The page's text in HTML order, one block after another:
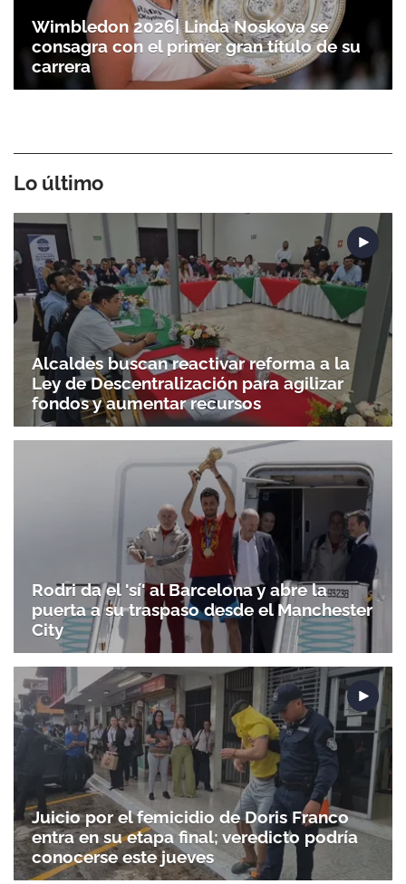
Gracias por suscribirte a nuestro boletín.
ACEPTAR
Wimbledon 2026| Linda Noskova se
consagra con el primer gran título de su
carrera
Lo último
Alcaldes buscan reactivar reforma a la
Ley de Descentralización para agilizar
fondos y aumentar recursos
Rodri da el 'sí' al Barcelona y abre la
puerta a su traspaso desde el Manchester
City
Juicio por el femicidio de Doris Franco
entra en su etapa final; veredicto podría
conocerse este jueves